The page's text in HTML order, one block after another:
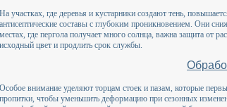
На участках, где деревья и кустарники создают тень,
антисептические составы с глубоким проникновением. Они
местах, где пергола получает много солнца, важна защита от
исходный цвет и продлить срок службы.
Особое внимание уделяют торцам стоек и пазам, которые
пропитки, чтобы уменьшить деформацию при сезонных